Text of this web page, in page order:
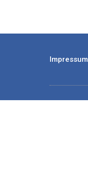
Impressum